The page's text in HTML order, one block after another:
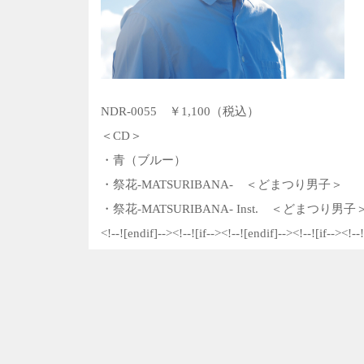
NDR-0055 ￥1,100（税込）
＜CD＞
・青（ブルー）
・祭花-MATSURIBANA- ＜どまつり男子＞
・祭花-MATSURIBANA- Inst. ＜どまつり男子＞
<!--![endif]--><!--![if--><!--![endif]--><!--![if--